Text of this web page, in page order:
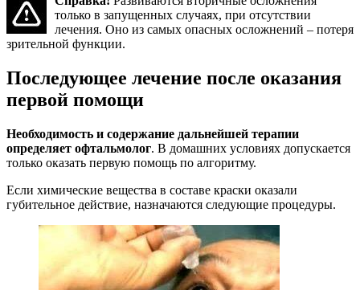
только в запущенных случаях, при отсутствии
лечения. Оно из самых опасных осложнений – потеря
зрительной функции.
Последующее лечение после оказания
первой помощи
Необходимость и содержание дальнейшей терапии
определяет офтальмолог. В домашних условиях допускается
только оказать первую помощь по алгоритму.
Если химические вещества в составе краски оказали
губительное действие, назначаются следующие процедуры.